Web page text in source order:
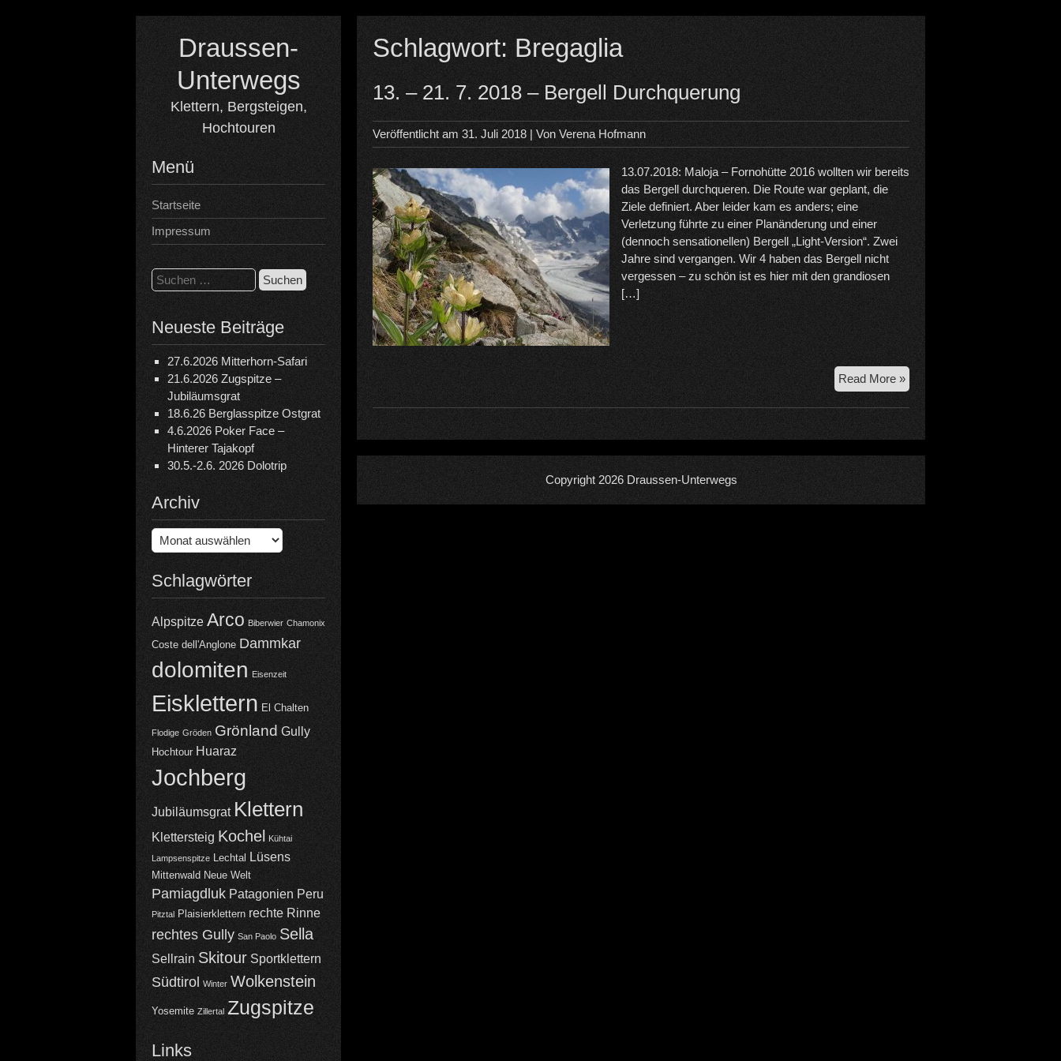
Draussen-
Unterwegs
Klettern, Bergsteigen,
Hochtouren
Menü
Startseite
Impressum
Suchen
nach:
Neueste Beiträge
27.6.2026 Mitterhorn-Safari
21.6.2026 Zugspitze –
Jubiläumsgrat
18.6.26 Berglasspitze Ostgrat
4.6.2026 Poker Face –
Hinterer Tajakopf
30.5.-2.6. 2026 Dolotrip
Archiv
Archiv
Schlagwörter
Alpspitze Arco Biberwier Chamonix
Coste dell'Anglone Dammkar
dolomiten Eisenzeit
Eisklettern El Chalten
Flodige Gröden Grönland Gully
Hochtour Huaraz
Jochberg
Jubiläumsgrat Klettern
Klettersteig Kochel Kühtai
Lampsenspitze Lechtal Lüsens
Mittenwald Neue Welt
Pamiagdluk Patagonien Peru
Pitztal Plaisierklettern rechte Rinne
rechtes Gully San Paolo Sella
Sellrain Skitour Sportklettern
Südtirol Winter Wolkenstein
Yosemite Zillertal Zugspitze
Links
Schlagwort: Bregaglia
13. – 21. 7. 2018 – Bergell Durchquerung
Veröffentlicht am 31. Juli 2018 | Von Verena Hofmann
13.07.2018: Maloja – Fornohütte 2016 wollten wir bereits
das Bergell durchqueren. Die Route war geplant, die
Ziele definiert. Aber leider kam es anders; eine
Verletzung führte zu einer Planänderung und einer
(dennoch sensationellen) Bergell „Light-Version“. Zwei
Jahre sind vergangen. Wir 4 haben das Bergell nicht
vergessen – zu schön ist es hier mit den grandiosen
[…]
Read More »13.
–
21.
7.
Durchquerung
Copyright 2026 Draussen-Unterwegs